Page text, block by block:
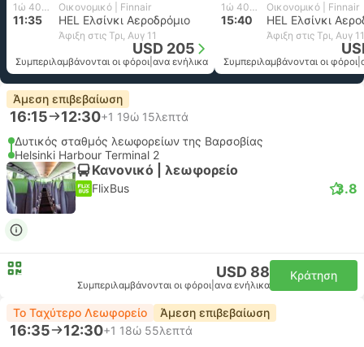
1ώ 40λεπτά Οικονομικό | Finnair
11:35 HEL Ελσίνκι Αεροδρόμιο
Άφιξη στις Τρι, Αυγ 11
USD 205
Συμπεριλαμβάνονται οι φόροι ανα ενήλικα
1ώ 40λεπτά Οικονομικό | Finnair
15:40 HEL Ελσίνκι
Άφιξη στις Τρι, Αυγ 11
Συμπεριλαμβάνονται οι φόροι
Άμεση επιβεβαίωση
16:15 12:30+1 19ώ 15λεπτά
Δυτικός σταθμός λεωφορείων της Βαρσοβίας
Helsinki Harbour Terminal 2
Κανονικό | λεωφορείο
FlixBus 3.8
USD 88
Συμπεριλαμβάνονται οι φόροι ανα ενήλικα
Κράτηση
Το Ταχύτερο Λεωφορείο Άμεση επιβεβαίωση
16:35 12:30+1 18ώ 55λεπτά